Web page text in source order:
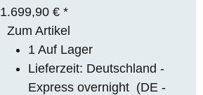
1.699,90 €*
Zum Artikel
1 Auf Lager
Lieferzeit: Deutschland -
Express overnight (DE -